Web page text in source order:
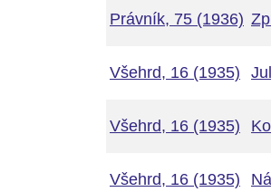
Právník, 75 (1936)
Všehrd, 16 (1935)
Všehrd, 16 (1935)
Všehrd, 16 (1935)